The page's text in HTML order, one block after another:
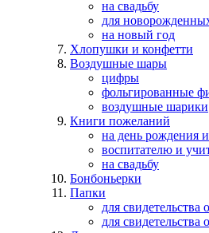
на свадьбу
для
на новый год
Хлопушки и конфетти
Воздушные шары
цифры
фольгированные
воздушные шарики
Книги пожеланий
на день рождения
воспитателю и
на свадьбу
Бонбоньерки
Папки
для свидетельства
для свидетельства